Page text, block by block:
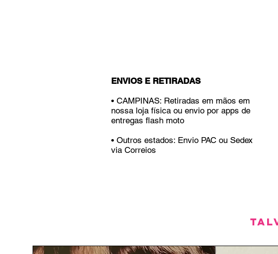
ENVIOS E RETIRADAS
• CAMPINAS: Retiradas em mãos em
nossa loja física ou envio por apps de
entregas flash moto
• Outros estados: Envio PAC ou Sedex
via Correios